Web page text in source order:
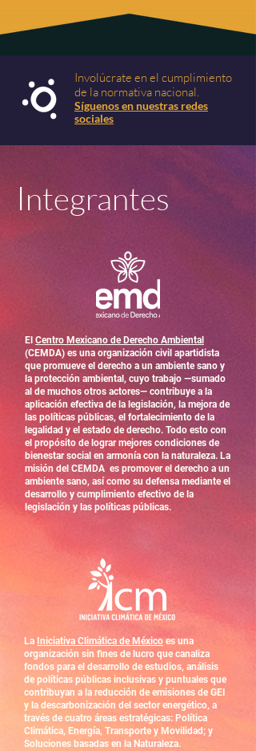
Involúcrate en el cumplimiento
de la normativa nacional.
Síguenos en nuestras redes
sociales
Integrantes
El Centro Mexicano de Derecho Ambiental
(CEMDA) es una organización civil apartidista
que promueve el derecho a un ambiente sano y
la protección ambiental, cuyo trabajo —sumado
al de muchos otros actores— contribuye a la
aplicación efectiva de la legislación, la mejora de
las políticas públicas, el fortalecimiento de la
legalidad y el estado de derecho. Todo esto con
el propósito de lograr mejores condiciones de
bienestar social en armonía con la naturaleza. La
misión del CEMDA es promover el derecho a un
ambiente sano, así como su defensa mediante el
desarrollo y cumplimiento efectivo de la
legislación y las políticas públicas.
La Iniciativa Climática de México es una
organización sin fines de lucro que canaliza
fondos para el desarrollo de estudios, análisis
de políticas públicas inclusivas y puntuales que
contribuyan a la reducción de emisiones de GEI
y la descarbonización del sector energético, a
través de cuatro áreas estratégicas: Política
Climática, Energía, Transporte y Movilidad; y
Soluciones basadas en la Naturaleza.